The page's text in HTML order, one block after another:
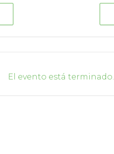
El evento está terminado.